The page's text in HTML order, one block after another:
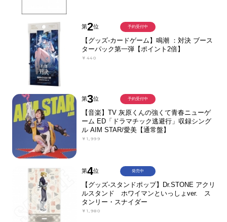
第2位
【グッズ-カードゲーム】鳴潮 ：対決 ブース
ターパック第一弾【ポイント2倍】
￥440
予約受付中
第3位
【音楽】TV 灰原くんの強くて青春ニューゲ
ーム ED「ドラマチック逃避行」収録シング
ル AIM STAR/愛美【通常盤】
￥1,999
予約受付中
第4位
【グッズ-スタンドポップ】Dr.STONE アクリ
ルスタンド ホワイマンといっしょver. ス
タンリー・スナイダー
￥1,980
発売中